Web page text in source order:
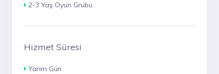
2-3 Yaş Oyun Grubu
Hizmet Süresi
Yarım Gün